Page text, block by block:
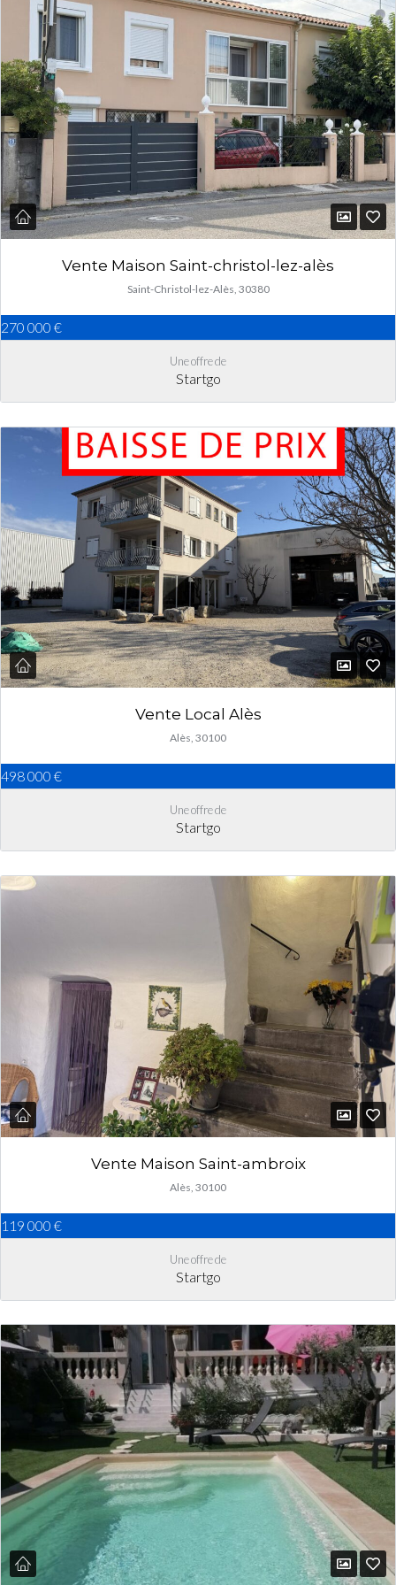
Vente Maison Saint-christol-lez-alès
Saint-Christol-lez-Alès, 30380
270 000 €
Une offre de
Startgo
Vente Local Alès
Alès, 30100
498 000 €
Une offre de
Startgo
Vente Maison Saint-ambroix
Alès, 30100
119 000 €
Une offre de
Startgo